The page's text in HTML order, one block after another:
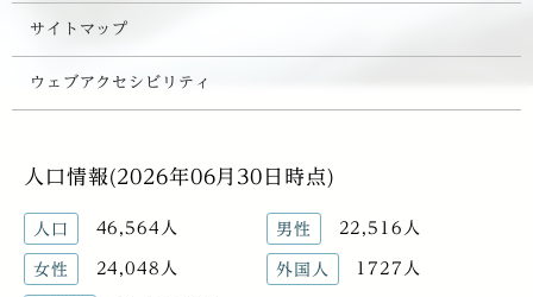
サイトマップ
ウェブアクセシビリティ
人口情報(2026年06月30日時点)
人口 46,564人 男性 22,516人
女性 24,048人 外国人 1727人